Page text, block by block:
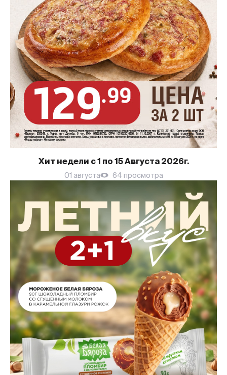
Хит недели с 1 по 15 Августа 2026г.
01 августа 64 просмотра